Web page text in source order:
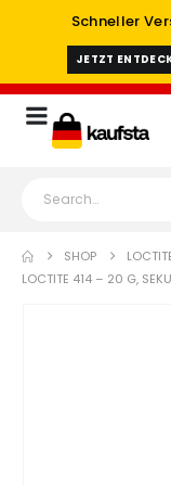
Schneller
JETZT
SHOP
LOCTITE 414 – 20 G,